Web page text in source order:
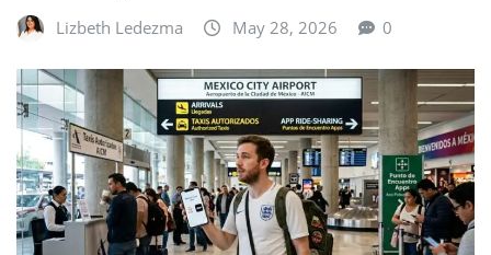
Lizbeth Ledezma May 28, 2026 0